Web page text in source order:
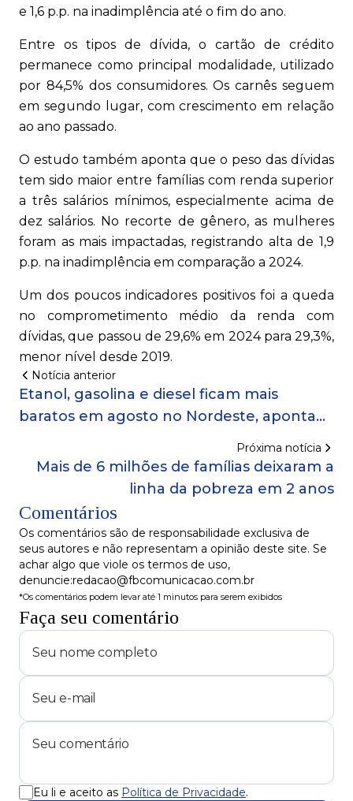
e 1,6 p.p. na inadimplência até o fim do ano.
Entre os tipos de dívida, o cartão de crédito
permanece como principal modalidade, utilizado
por 84,5% dos consumidores. Os carnês seguem
em segundo lugar, com crescimento em relação
ao ano passado.
O estudo também aponta que o peso das dívidas
tem sido maior entre famílias com renda superior
a três salários mínimos, especialmente acima de
dez salários. No recorte de gênero, as mulheres
foram as mais impactadas, registrando alta de 1,9
p.p. na inadimplência em comparação a 2024.
Um dos poucos indicadores positivos foi a queda
no comprometimento médio da renda com
dívidas, que passou de 29,6% em 2024 para 29,3%,
menor nível desde 2019.
Notícia anterior
Etanol, gasolina e diesel ficam mais
baratos em agosto no Nordeste, aponta
Próxima notícia
Mais de 6 milhões de famílias deixaram a
linha da pobreza em 2 anos
Comentários
Os comentários são de responsabilidade exclusiva de
seus autores e não representam a opinião deste site. Se
achar algo que viole os termos de uso,
denuncie:redacao@fbcomunicacao.com.br
*Os comentários podem levar até 1 minutos para serem exibidos
Faça seu comentário
Eu li e aceito as Política de Privacidade.